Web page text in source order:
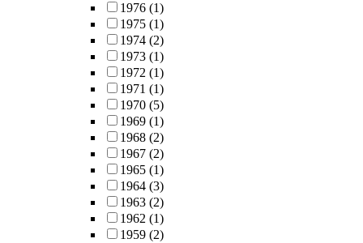
1976 (1)
1975 (1)
1974 (2)
1973 (1)
1972 (1)
1971 (1)
1970 (5)
1969 (1)
1968 (2)
1967 (2)
1965 (1)
1964 (3)
1963 (2)
1962 (1)
1959 (2)